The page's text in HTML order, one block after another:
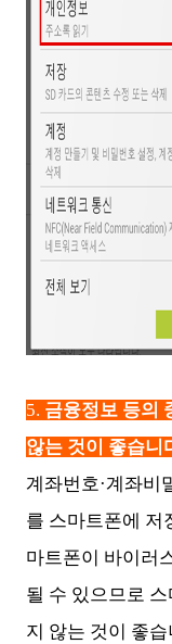
5. 금융정보 등의
않는 것이 좋습니
계좌번호·계좌비
를 스마트폰에 저
마트폰이 바이러
될 수 있으므로
지 않는 것이 좋습